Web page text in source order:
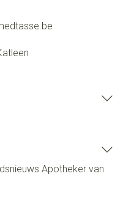
Apotheker van